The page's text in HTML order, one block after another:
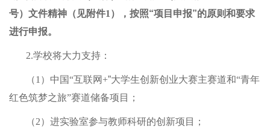
号）文件精神（见附件1），按照“项目申报”的原则和要求
进行申报。
2.学校将大力支持：
（1）中国“互联网+”大学生创新创业大赛主赛道和“青年
红色筑梦之旅”赛道储备项目；
（2）进实验室参与教师科研的创新项目；